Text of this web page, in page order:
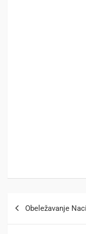
Obeležavanje